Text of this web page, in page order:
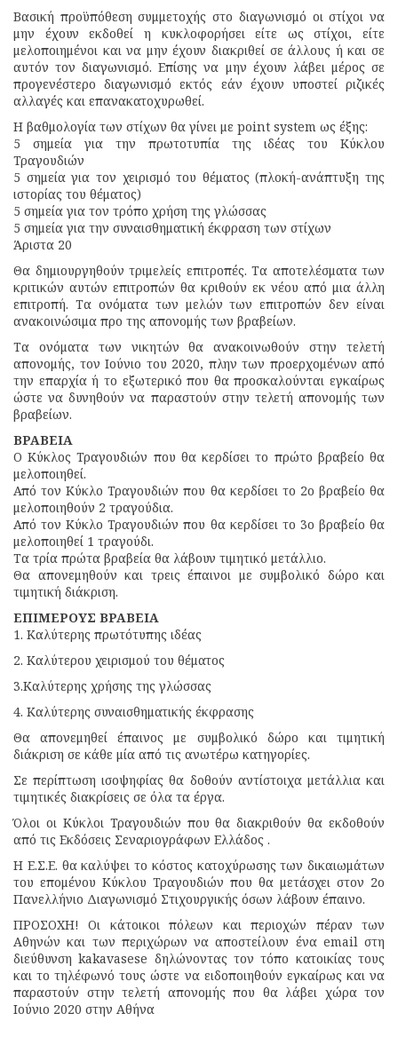
Βασική προϋπόθεση συμμετοχής στο διαγωνισμό οι στίχοι να
μην έχουν εκδοθεί η κυκλοφορήσει είτε ως στίχοι, είτε
μελοποιημένοι και να μην έχουν διακριθεί σε άλλους ή και σε
αυτόν τον διαγωνισμό. Επίσης να μην έχουν λάβει μέρος σε
προγενέστερο διαγωνισμό εκτός εάν έχουν υποστεί ριζικές
αλλαγές και επανακατοχυρωθεί.
Η βαθμολογία των στίχων θα γίνει με point system ως έξης:
5 σημεία για την πρωτοτυπία της ιδέας του Κύκλου
Τραγουδιών
5 σημεία για τον χειρισμό του θέματος (πλοκή-ανάπτυξη της
ιστορίας του θέματος)
5 σημεία για τον τρόπο χρήση της γλώσσας
5 σημεία για την συναισθηματική έκφραση των στίχων
Άριστα 20
Θα δημιουργηθούν τριμελείς επιτροπές. Τα αποτελέσματα των
κριτικών αυτών επιτροπών θα κριθούν εκ νέου από μια άλλη
επιτροπή. Τα ονόματα των μελών των επιτροπών δεν είναι
ανακοινώσιμα προ της απονομής των βραβείων.
Τα ονόματα των νικητών θα ανακοινωθούν στην τελετή
απονομής, τον Ιούνιο του 2020, πλην των προερχομένων από
την επαρχία ή το εξωτερικό που θα προσκαλούνται εγκαίρως
ώστε να δυνηθούν να παραστούν στην τελετή απονομής των
βραβείων.
ΒΡΑΒΕΙΑ
Ο Κύκλος Τραγουδιών που θα κερδίσει το πρώτο βραβείο θα
μελοποιηθεί.
Από τον Κύκλο Τραγουδιών που θα κερδίσει το 2ο βραβείο θα
μελοποιηθούν 2 τραγούδια.
Από τον Κύκλο Τραγουδιών που θα κερδίσει το 3ο βραβείο θα
μελοποιηθεί 1 τραγούδι.
Τα τρία πρώτα βραβεία θα λάβουν τιμητικό μετάλλιο.
Θα απονεμηθούν και τρεις έπαινοι με συμβολικό δώρο και
τιμητική διάκριση.
ΕΠΙΜΕΡΟΥΣ ΒΡΑΒΕΙΑ
1. Καλύτερης πρωτότυπης ιδέας
2. Καλύτερου χειρισμού του θέματος
3.Καλύτερης χρήσης της γλώσσας
4. Καλύτερης συναισθηματικής έκφρασης
Θα απονεμηθεί έπαινος με συμβολικό δώρο και τιμητική
διάκριση σε κάθε μία από τις ανωτέρω κατηγορίες.
Σε περίπτωση ισοψηφίας θα δοθούν αντίστοιχα μετάλλια και
τιμητικές διακρίσεις σε όλα τα έργα.
Όλοι οι Κύκλοι Τραγουδιών που θα διακριθούν θα εκδοθούν
από τις Εκδόσεις Σεναριογράφων Ελλάδος .
Η Ε.Σ.Ε. θα καλύψει το κόστος κατοχύρωσης των δικαιωμάτων
του επομένου Κύκλου Τραγουδιών που θα μετάσχει στον 2ο
Πανελλήνιο Διαγωνισμό Στιχουργικής όσων λάβουν έπαινο.
ΠΡΟΣΟΧΗ! Οι κάτοικοι πόλεων και περιοχών πέραν των
Αθηνών και των περιχώρων να αποστείλουν ένα email στη
διεύθυνση kakavasese δηλώνοντας τον τόπο κατοικίας τους
και το τηλέφωνό τους ώστε να ειδοποιηθούν εγκαίρως και να
παραστούν στην τελετή απονομής που θα λάβει χώρα τον
Ιούνιο 2020 στην Αθήνα